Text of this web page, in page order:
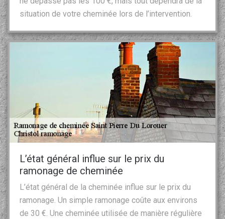
situation de votre cheminée lors de l’intervention.
L’état général influe sur le prix du
ramonage de cheminée
L’état général de la cheminée influe sur le prix du
ramonage. Un simple ramonage coûte aux environs
de 30 €. Une cheminée utilisée de manière régulière